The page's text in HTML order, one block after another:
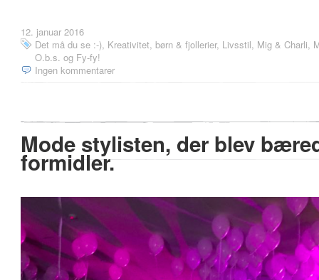
12. januar 2016
Det må du se :-), Kreativitet, børn & fjollerier, Livsstil, Mig & Charli,
O.b.s. og Fy-fy!
Ingen kommentarer
Mode stylisten, der blev
formidler.